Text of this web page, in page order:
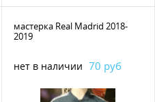
мастерка Real Madrid 2018-
2019
нет в наличии 70 руб